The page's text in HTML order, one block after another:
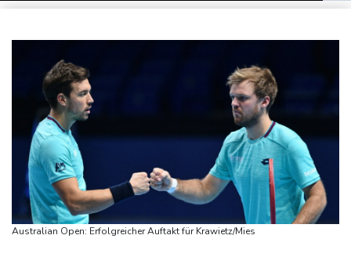
Unter Traktor eingeklemmt: Zwölfjähriger stirbt in Nordrhein-
Sri Lanka setzt nach Unruhen in Gefängnis Soldaten ein
Zuwächse in der Autobranche: Industrieproduktion legt im Juni
leicht zu
76-jähriger Landwirt in Nordrhein-Westfalen von Traktor
überrollt und getötet
Nach Tod von 37-Jähriger in Hessen: Tatverdächtiger wieder auf
freiem Fuß
Deutschlands Exporte im Juni leicht gestiegen
Ungenügender Schutz von Kindern: Meta muss in den USA 567
Australian Open: Erfolgreicher Auftakt für Krawietz/Mies